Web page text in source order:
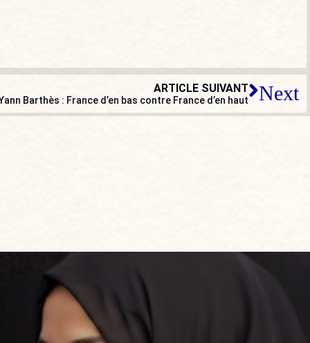
ARTICLE SUIVANT
Barthès : France d’en bas contre France d’en haut Next